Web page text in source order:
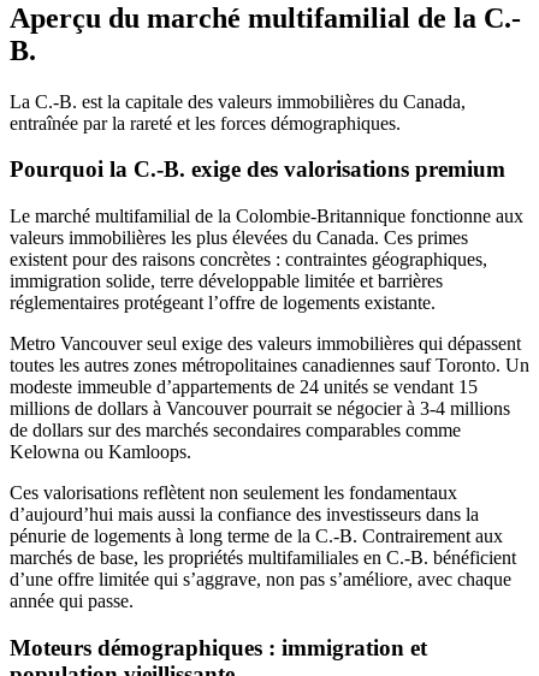
Aperçu du marché multifamilial de la C.-
B.
La C.-B. est la capitale des valeurs immobilières du Canada,
entraînée par la rareté et les forces démographiques.
Pourquoi la C.-B. exige des valorisations premium
Le marché multifamilial de la Colombie-Britannique fonctionne aux
valeurs immobilières les plus élevées du Canada. Ces primes
existent pour des raisons concrètes : contraintes géographiques,
immigration solide, terre développable limitée et barrières
réglementaires protégeant l’offre de logements existante.
Metro Vancouver seul exige des valeurs immobilières qui dépassent
toutes les autres zones métropolitaines canadiennes sauf Toronto. Un
modeste immeuble d’appartements de 24 unités se vendant 15
millions de dollars à Vancouver pourrait se négocier à 3-4 millions
de dollars sur des marchés secondaires comparables comme
Kelowna ou Kamloops.
Ces valorisations reflètent non seulement les fondamentaux
d’aujourd’hui mais aussi la confiance des investisseurs dans la
pénurie de logements à long terme de la C.-B. Contrairement aux
marchés de base, les propriétés multifamiliales en C.-B. bénéficient
d’une offre limitée qui s’aggrave, non pas s’améliore, avec chaque
année qui passe.
Moteurs démographiques : immigration et